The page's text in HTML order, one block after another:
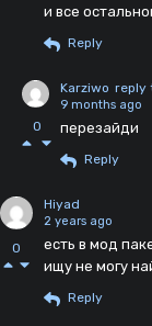
и все
Reply
0
Karziwo reply
9 months ago
перезайди
Reply
0
Hiyad
2 years ago
есть в мод
ищу не могу
Reply